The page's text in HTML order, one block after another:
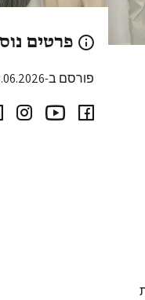
פרטים
פורסם ב-18.06.2026